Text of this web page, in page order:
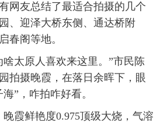
网友总结了最适合拍摄的几个
、迎泽大桥东侧、通达桥附
春阁等地。
太原人喜欢来这里。”市民陈
拍摄晚霞，在落日余晖下，眼
”，咋拍咋好看。
霞鲜艳度0.975顶级大烧，气溶